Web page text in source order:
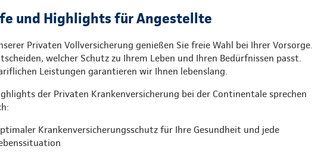
und Highlights für Angestellte
Privaten Vollversicherung genießen Sie freie Wahl bei Ihrer Vorsorge.
welcher Schutz zu Ihrem Leben und Ihren Bedürfnissen passt.
Leistungen garantieren wir Ihnen lebenslang.
der Privaten Krankenversicherung bei der Continentale sprechen
Krankenversicherungsschutz für Ihre Gesundheit und jede